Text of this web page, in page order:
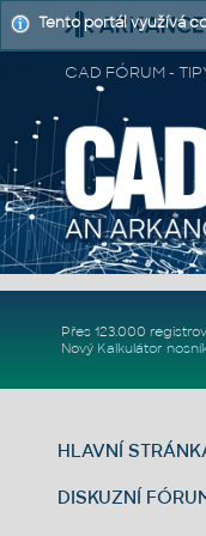
CAD FÓRUM -
Přes 123.000
Nový Kalkulátor
HLAVNÍ
DISKUZNÍ
Tento portál využívá